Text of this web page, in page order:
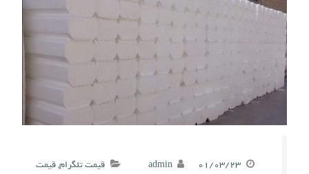
۰۱/۰۳/۲۳ admin قیمت تلگرام,قیمت